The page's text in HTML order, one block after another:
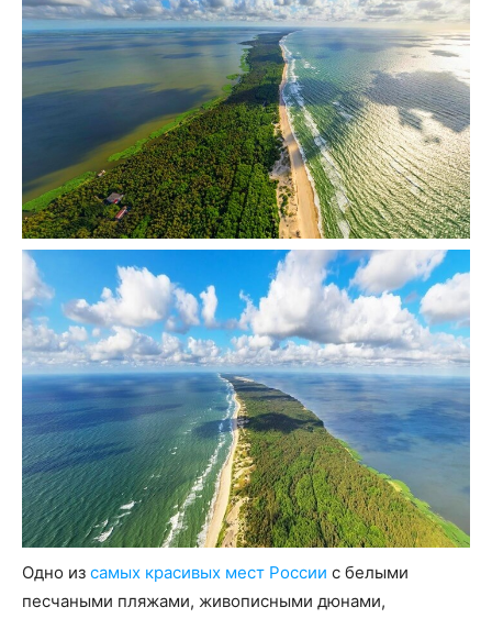
Одно из самых красивых мест России с белыми
песчаными пляжами, живописными дюнами,